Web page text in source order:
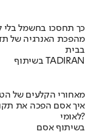
כך תחסכו בחשמל בלי
מהפכת האנרגיה של
בבית
בשיתוף TADIRAN
מאחורי הקלעים של
לאומי?
בשיתוף אסם